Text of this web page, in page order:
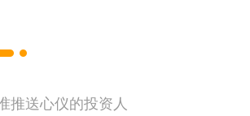
推送心仪的投资人